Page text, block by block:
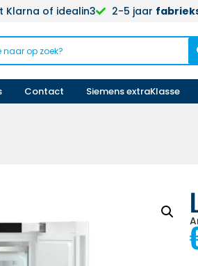
Klarna of idealin3 2-5 jaar
Contact Siemens extraKlasse